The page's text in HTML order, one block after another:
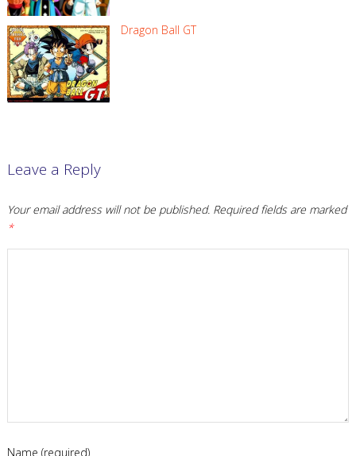
Dragon Ball GT
Leave a Reply
Your email address will not be published. Required fields are marked
*
Name (required)